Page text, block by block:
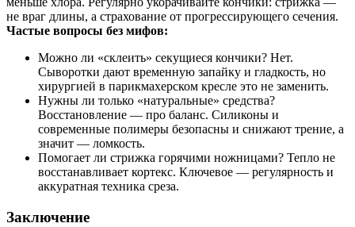
не враг длины, а страхование от прогрессирующего сечения.
Частые вопросы без мифов:
Можно ли «склеить» секущиеся кончики? Нет.
Сыворотки дают временную запайку и гладкость, но
хирургией в парикмахерском кресле это не заменить.
Нужны ли только «натуральные» средства?
Восстановление — про баланс. Силиконы и
современные полимеры безопасны и снижают трение, а
значит — ломкость.
Помогает ли стрижка горячими ножницами? Тепло не
восстанавливает кортекс. Ключевое — регулярность и
аккуратная техника среза.
Заключение